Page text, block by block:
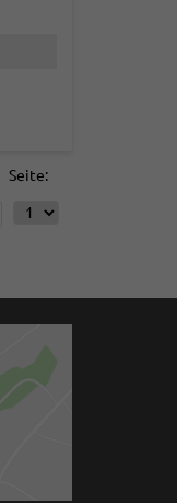
Seite: